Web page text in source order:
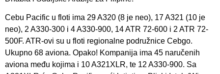
Cebu Pacific u floti ima 29 A320 (8 je neo), 17 A321 (10 je
neo), 2 A330-300 i 4 A330-900, 14 ATR 72-600 i 2 ATR 72-
500F. ATR-ovi su u floti regionalne podružnice Cebgo.
Ukupno 68 aviona. Opako! Kompanija ima 45 naručenih
aviona među kojima i 10 A321XLR, te 12 A330-900. Sa